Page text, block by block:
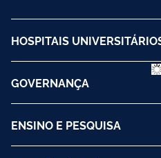
HOSPITAIS
GOVERNANÇA
ENSINO E PESQUISA